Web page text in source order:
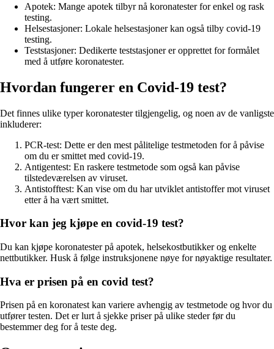
Apotek: Mange apotek tilbyr nå koronatester for enkel og rask
testing.
Helsestasjoner: Lokale helsestasjoner kan også tilby covid-19
testing.
Teststasjoner: Dedikerte teststasjoner er opprettet for formålet
med å utføre koronatester.
Hvordan fungerer en Covid-19 test?
Det finnes ulike typer koronatester tilgjengelig, og noen av de vanligste
inkluderer:
PCR-test: Dette er den mest pålitelige testmetoden for å påvise
om du er smittet med covid-19.
Antigentest: En raskere testmetode som også kan påvise
tilstedeværelsen av viruset.
Antistofftest: Kan vise om du har utviklet antistoffer mot viruset
etter å ha vært smittet.
Hvor kan jeg kjøpe en covid-19 test?
Du kan kjøpe koronatester på apotek, helsekostbutikker og enkelte
nettbutikker. Husk å følge instruksjonene nøye for nøyaktige resultater.
Hva er prisen på en covid test?
Prisen på en koronatest kan variere avhengig av testmetode og hvor du
utfører testen. Det er lurt å sjekke priser på ulike steder før du
bestemmer deg for å teste deg.